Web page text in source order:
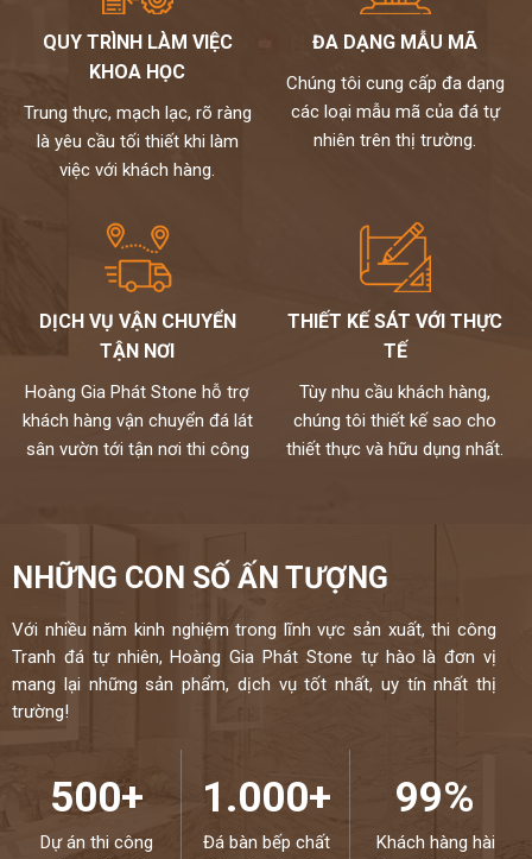
QUY TRÌNH LÀM VIỆC
KHOA HỌC
Trung thực, mạch lạc, rõ ràng
là yêu cầu tối thiết khi làm
việc với khách hàng.
ĐA DẠNG MẪU MÃ
Chúng tôi cung cấp đa dạng
các loại mẫu mã của đá tự
nhiên trên thị trường.
DỊCH VỤ VẬN CHUYỂN
TẬN NƠI
Hoàng Gia Phát Stone hỗ trợ
khách hàng vận chuyển đá lát
sân vườn tới tận nơi thi công
THIẾT KẾ SÁT VỚI THỰC
TẾ
Tùy nhu cầu khách hàng,
chúng tôi thiết kế sao cho
thiết thực và hữu dụng nhất.
NHỮNG CON SỐ ẤN TƯỢNG
Với nhiều năm kinh nghiệm trong lĩnh vực sản xuất, thi công
Tranh đá tự nhiên, Hoàng Gia Phát Stone tự hào là đơn vị
mang lại những sản phẩm, dịch vụ tốt nhất, uy tín nhất thị
trường!
500+
Dự án thi công
1.000+
Đá bàn bếp chất
99%
Khách hàng hài